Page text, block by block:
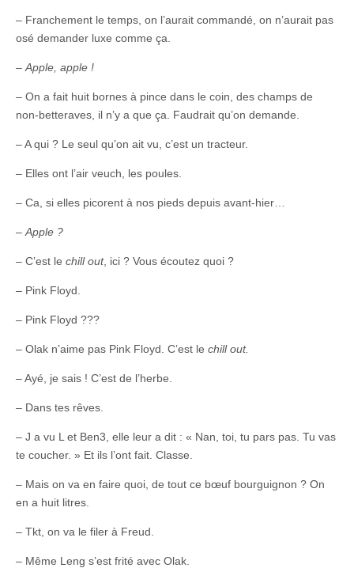
– Franchement le temps, on l’aurait commandé, on n’aurait pas
osé demander luxe comme ça.
– Apple, apple !
– On a fait huit bornes à pince dans le coin, des champs de
non-betteraves, il n’y a que ça. Faudrait qu’on demande.
– A qui ? Le seul qu’on ait vu, c’est un tracteur.
– Elles ont l’air veuch, les poules.
– Ca, si elles picorent à nos pieds depuis avant-hier…
– Apple ?
– C’est le chill out, ici ? Vous écoutez quoi ?
– Pink Floyd.
– Pink Floyd ???
– Olak n’aime pas Pink Floyd. C’est le chill out.
– Ayé, je sais ! C’est de l’herbe.
– Dans tes rêves.
– J a vu L et Ben3, elle leur a dit : « Nan, toi, tu pars pas. Tu vas
te coucher. » Et ils l’ont fait. Classe.
– Mais on va en faire quoi, de tout ce bœuf bourguignon ? On
en a huit litres.
– Tkt, on va le filer à Freud.
– Même Leng s’est frité avec Olak.